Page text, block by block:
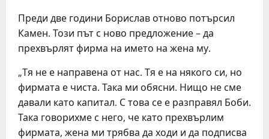
Преди две години Борислав отново потърсил
Камен. Този път с ново предложение – да
прехвърлят фирма на името на жена му.
„Тя не е направена от нас. Тя е на някого си, но
фирмата е чиста. Така ми обясни. Нищо не сме
давали като капитал. С това се е разправял Боби.
Така говорихме с него, че като прехвърлим
фирмата, жена ми трябва да ходи и да подписва